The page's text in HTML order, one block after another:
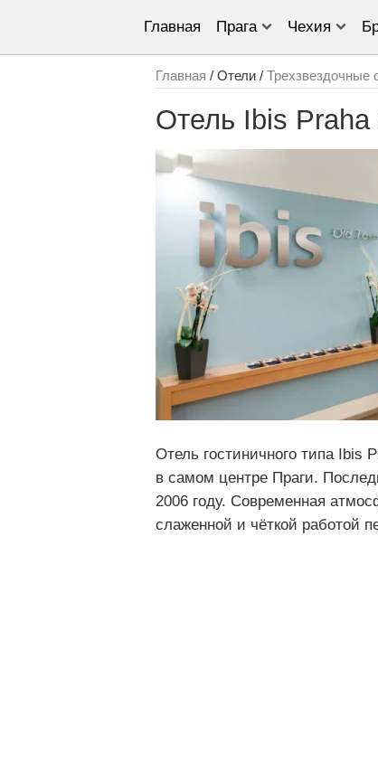
Главная Прага Чехия
Главная / Отели / Трехзвездочные
Отель Ibis Praha
Отель гостиничного типа Ibis
в самом центре Праги.
2006 году. Современная
слаженной и чёткой работой